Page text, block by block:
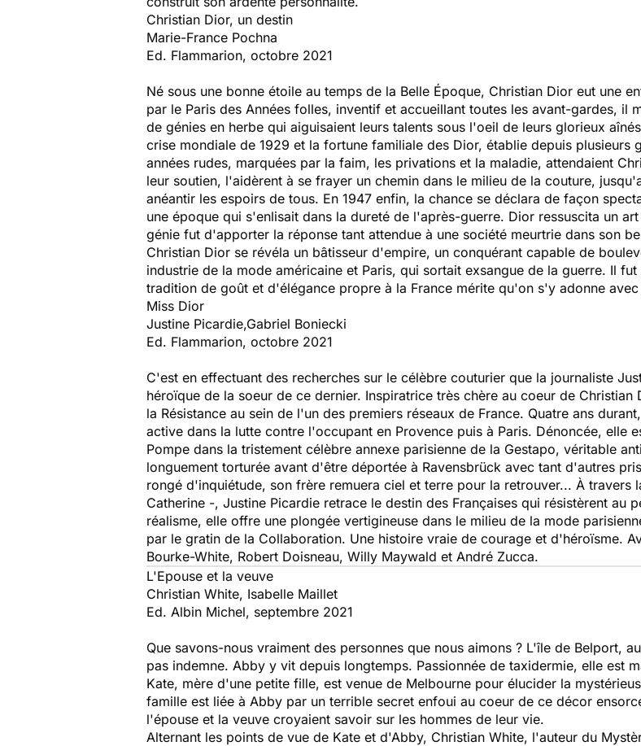
Christian Dior, un destin
Marie-France Pochna
Ed. Flammarion, octobre 2021
Né sous une bonne étoile au temps de la Belle Époque, Christian Dior eut une
par le Paris des Années folles, inventif et accueillant toutes les avant-gardes, il
de génies en herbe qui aiguisaient leurs talents sous l'oeil de leurs glorieux
crise mondiale de 1929 et la fortune familiale des Dior, établie depuis plusieurs
années rudes, marquées par la faim, les privations et la maladie, attendaient
leur soutien, l'aidèrent à se frayer un chemin dans le milieu de la couture,
anéantir les espoirs de tous. En 1947 enfin, la chance se déclara de façon
une époque qui s'enlisait dans la dureté de l'après-guerre. Dior ressuscita un
génie fut d'apporter la réponse tant attendue à une société meurtrie dans son
Christian Dior se révéla un bâtisseur d'empire, un conquérant capable de
industrie de la mode américaine et Paris, qui sortait exsangue de la guerre. Il
tradition de goût et d'élégance propre à la France mérite qu'on s'y adonne avec
Miss Dior
Justine Picardie,Gabriel Boniecki
Ed. Flammarion, octobre 2021
C'est en effectuant des recherches sur le célèbre couturier que la journaliste
héroïque de la soeur de ce dernier. Inspiratrice très chère au coeur de
la Résistance au sein de l'un des premiers réseaux de France. Quatre ans
active dans la lutte contre l'occupant en Provence puis à Paris. Dénoncée, elle
Pompe dans la tristement célèbre annexe parisienne de la Gestapo, véritable
longuement torturée avant d'être déportée à Ravensbrück avec tant d'autres
rongé d'inquiétude, son frère remuera ciel et terre pour la retrouver... À travers
Catherine -, Justine Picardie retrace le destin des Françaises qui résistèrent au
réalisme, elle offre une plongée vertigineuse dans le milieu de la mode
par le gratin de la Collaboration. Une histoire vraie de courage et d'héroïsme.
Bourke-White, Robert Doisneau, Willy Maywald et André Zucca.
L'Epouse et la veuve
Christian White, Isabelle Maillet
Ed. Albin Michel, septembre 2021
Que savons-nous vraiment des personnes que nous aimons ? L'île de Belport,
pas indemne. Abby y vit depuis longtemps. Passionnée de taxidermie, elle est
Kate, mère d'une petite fille, est venue de Melbourne pour élucider la
famille est liée à Abby par un terrible secret enfoui au coeur de ce décor
l'épouse et la veuve croyaient savoir sur les hommes de leur vie.
Alternant les points de vue de Kate et d'Abby, Christian White, l'auteur du